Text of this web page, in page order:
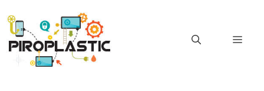
contenuto